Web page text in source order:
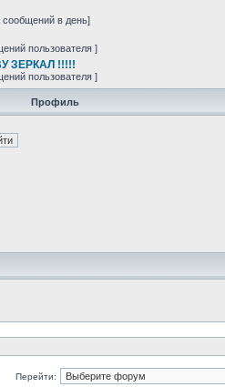
в день]
пользователя ]
ЗЕРКАЛ !!!!!
пользователя ]
Профиль
Перейти: